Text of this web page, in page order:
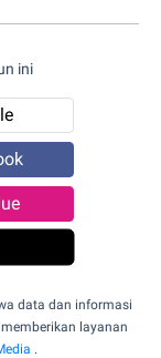
ini
data dan informasi
layanan
.